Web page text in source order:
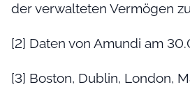
der verwalteten Vermögen
[2] Daten von Amundi am
[3] Boston, Dublin, London,